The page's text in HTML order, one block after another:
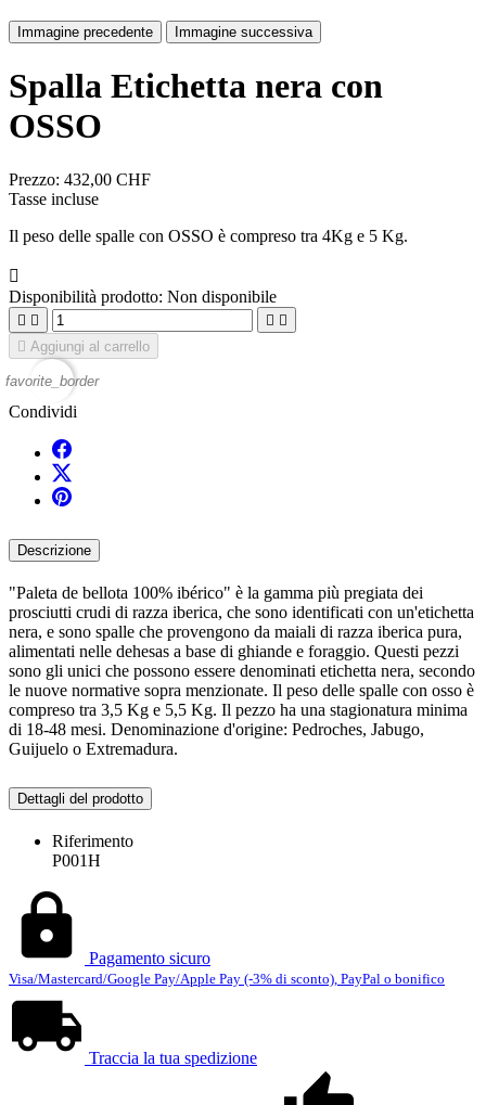
Immagine precedente Immagine successiva
Spalla Etichetta nera con
OSSO
Prezzo: 432,00 CHF
Tasse incluse
Il peso delle spalle con OSSO è compreso tra 4Kg e 5 Kg.

Disponibilità prodotto: Non disponibile
   
 Aggiungi al carrello
favorite_border
Condividi
Descrizione
"Paleta de bellota 100% ibérico" è la gamma più pregiata dei
prosciutti crudi di razza iberica, che sono identificati con un'etichetta
nera, e sono spalle che provengono da maiali di razza iberica pura,
alimentati nelle dehesas a base di ghiande e foraggio. Questi pezzi
sono gli unici che possono essere denominati etichetta nera, secondo
le nuove normative sopra menzionate. Il peso delle spalle con osso è
compreso tra 3,5 Kg e 5,5 Kg. Il pezzo ha una stagionatura minima
di 18-48 mesi. Denominazione d'origine: Pedroches, Jabugo,
Guijuelo o Extremadura.
Dettagli del prodotto
Riferimento
P001H
Pagamento sicuro
Visa/Mastercard/Google Pay/Apple Pay (-3% di sconto), PayPal o bonifico
Traccia la tua spedizione